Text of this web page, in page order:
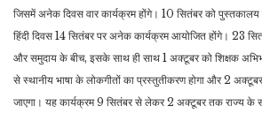
जिसमें अनेक दिवस वार कार्यक्रम होंगे। 10 सितंबर को
हिंदी दिवस 14 सितंबर पर अनेक कार्यक्रम आयोजित होंगे। 23
और समुदाय के बीच, इसके साथ ही साथ 1 अक्टूबर को शिक्षक
से स्थानीय भाषा के लोकगीतों का प्रस्तुतीकरण होगा और 2
जाएगा। यह कार्यक्रम 9 सितंबर से लेकर 2 अक्टूबर तक राज्य के